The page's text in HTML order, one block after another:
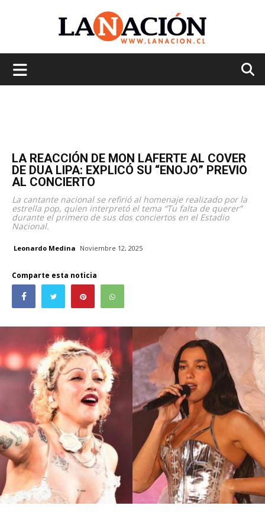
LA REACCIÓN DE MON LAFERTE AL COVER
DE DUA LIPA: EXPLICÓ SU “ENOJO” PREVIO
AL CONCIERTO
La cantante nacional se refirió al homenaje realizado por la
estrella pop, quien interpretó el tema “Tu falta de querer”
durante el primero de sus dos conciertos en el Estadio
Nacional.
Leonardo Medina Noviembre 12, 2025
Comparte esta noticia